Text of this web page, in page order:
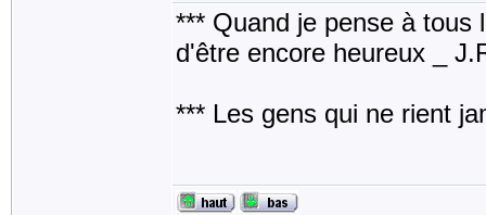
*** Quand je pense à tous
d'être encore heureux _
*** Les gens qui ne rient